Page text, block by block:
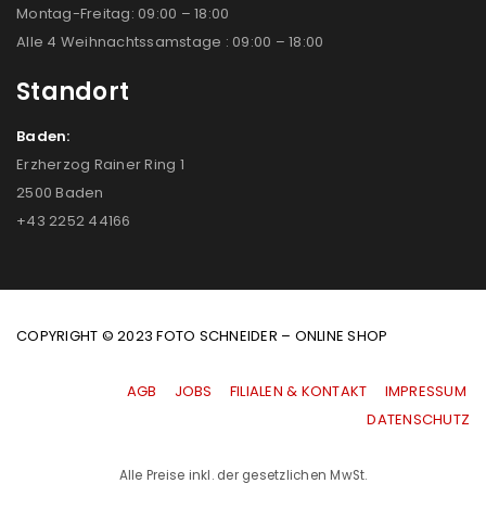
Montag-Freitag: 09:00 – 18:00
Alle 4 Weihnachtssamstage : 09:00 – 18:00
Standort
Baden:
Erzherzog Rainer Ring 1
2500 Baden
+43 2252 44166
COPYRIGHT © 2023 FOTO SCHNEIDER – ONLINE SHOP
AGB JOBS FILIALEN & KONTAKT
IMPRESSUM
|DATENSCHUTZ
Alle Preise inkl. der gesetzlichen MwSt.